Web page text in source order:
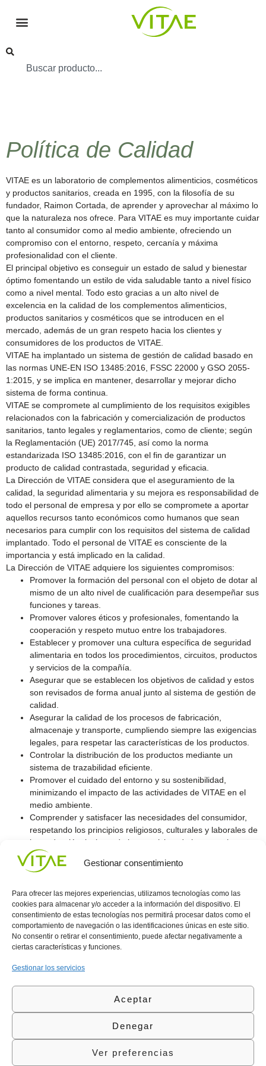
Gestionar consentimiento
Para ofrecer las mejores experiencias, utilizamos tecnologías como las
cookies para almacenar y/o acceder a la información del dispositivo. El
consentimiento de estas tecnologías nos permitirá procesar datos como el
comportamiento de navegación o las identificaciones únicas en este sitio.
No consentir o retirar el consentimiento, puede afectar negativamente a
ciertas características y funciones.
Gestionar los servicios
Aceptar
Denegar
Ver preferencias
Política de Calidad
VITAE es un laboratorio de complementos alimenticios, cosméticos
y productos sanitarios, creada en 1995, con la filosofía de su
fundador, Raimon Cortada, de aprender y aprovechar al máximo lo
que la naturaleza nos ofrece. Para VITAE es muy importante cuidar
tanto al consumidor como al medio ambiente, ofreciendo un
compromiso con el entorno, respeto, cercanía y máxima
profesionalidad con el cliente.
El principal objetivo es conseguir un estado de salud y bienestar
óptimo fomentando un estilo de vida saludable tanto a nivel físico
como a nivel mental. Todo esto gracias a un alto nivel de
excelencia en la calidad de los complementos alimenticios,
productos sanitarios y cosméticos que se introducen en el
mercado, además de un gran respeto hacia los clientes y
consumidores de los productos de VITAE.
VITAE ha implantado un sistema de gestión de calidad basado en
las normas UNE-EN ISO 13485:2016, FSSC 22000 y GSO 2055-
1:2015, y se implica en mantener, desarrollar y mejorar dicho
sistema de forma continua.
VITAE se compromete al cumplimiento de los requisitos exigibles
relacionados con la fabricación y comercialización de productos
sanitarios, tanto legales y reglamentarios, como de cliente; según
la Reglamentación (UE) 2017/745, así como la norma
estandarizada ISO 13485:2016, con el fin de garantizar un
producto de calidad contrastada, seguridad y eficacia.
La Dirección de VITAE considera que el aseguramiento de la
calidad, la seguridad alimentaria y su mejora es responsabilidad de
todo el personal de empresa y por ello se compromete a aportar
aquellos recursos tanto económicos como humanos que sean
necesarios para cumplir con los requisitos del sistema de calidad
implantado. Todo el personal de VITAE es consciente de la
importancia y está implicado en la calidad.
La Dirección de VITAE adquiere los siguientes compromisos:
Promover la formación del personal con el objeto de dotar al
mismo de un alto nivel de cualificación para desempeñar sus
funciones y tareas.
Promover valores éticos y profesionales, fomentando la
cooperación y respeto mutuo entre los trabajadores.
Establecer y promover una cultura específica de seguridad
alimentaria en todos los procedimientos, circuitos, productos
y servicios de la compañía.
Asegurar que se establecen los objetivos de calidad y estos
son revisados de forma anual junto al sistema de gestión de
calidad.
Asegurar la calidad de los procesos de fabricación,
almacenaje y transporte, cumpliendo siempre las exigencias
legales, para respetar las características de los productos.
Controlar la distribución de los productos mediante un
sistema de trazabilidad eficiente.
Promover el cuidado del entorno y su sostenibilidad,
minimizando el impacto de las actividades de VITAE en el
medio ambiente.
Comprender y satisfacer las necesidades del consumidor,
respetando los principios religiosos, culturales y laborales de
la producción, incluyendo los requisitos de la normativa
Halal.
Conocenos
Vitae
l
Área
Política
de
Política
Calidad
(+34)
935
©Vitae Health Innovation S.L. Todos los derechos